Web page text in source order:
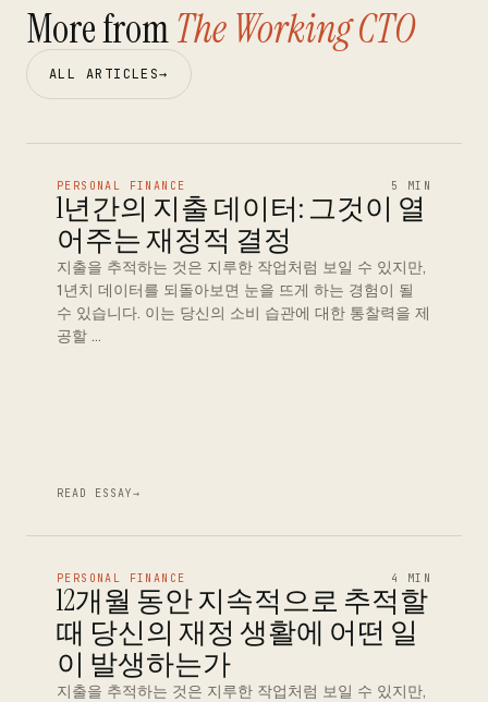
More fromThe Working CTO
ALL ARTICLES→
PERSONAL FINANCE 5 MIN
1년간의 지출 데이터: 그것이 열
어주는 재정적 결정
지출을 추적하는 것은 지루한 작업처럼 보일 수 있지만,
1년치 데이터를 되돌아보면 눈을 뜨게 하는 경험이 될
수 있습니다. 이는 당신의 소비 습관에 대한 통찰력을 제
공할 …
READ ESSAY→
PERSONAL FINANCE 4 MIN
12개월 동안 지속적으로 추적할
때 당신의 재정 생활에 어떤 일
이 발생하는가
지출을 추적하는 것은 지루한 작업처럼 보일 수 있지만,